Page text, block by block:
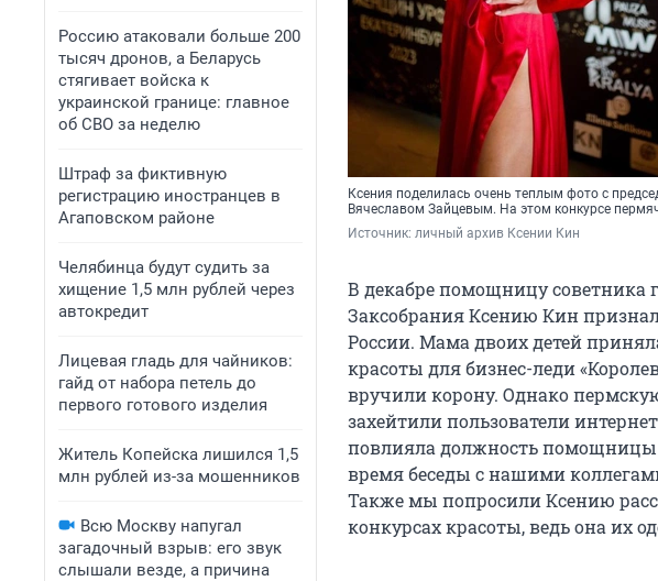
Россию атаковали больше 200
тысяч дронов, а Беларусь
стягивает войска к
украинской границе: главное
об СВО за неделю
Штраф за фиктивную
регистрацию иностранцев в
Агаповском районе
Челябинца будут судить за
хищение 1,5 млн рублей через
автокредит
Лицевая гладь для чайников:
гайд от набора петель до
первого готового изделия
Житель Копейска лишился 1,5
млн рублей из-за мошенников
Всю Москву напугал
загадочный взрыв: его звук
слышали везде, а причина
Ксения поделилась очень теплым фото с
Вячеславом Зайцевым. На этом конкурсе
Источник: личный архив Ксении Кин
В декабре помощницу советника
Заксобрания Ксению Кин
России. Мама двоих детей
красоты для бизнес-леди
вручили корону. Однако
захейтили пользователи
повлияла должность помощницы
время беседы с нашими
Также мы попросили Ксению
конкурсах красоты, ведь она их